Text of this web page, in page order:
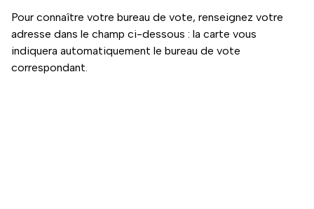
Pour connaître votre bureau de vote, renseignez votre
adresse dans le champ ci-dessous : la carte vous
indiquera automatiquement le bureau de vote
correspondant.